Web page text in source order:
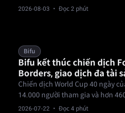
sản hợp nhất nơi một lần KYC và
2026-08-03 · Đọc 2 phút
Bifu
Bifu kết thúc chiến dịch
Borders, giao dịch đa tài
tài khoản, giao dịch thế
Chiến dịch World Cup 40 ngày
14.000 người tham gia và hơn
ghi, với giao dịch ngoại hối đạt
2026-07-22 · Đọc 4 phút